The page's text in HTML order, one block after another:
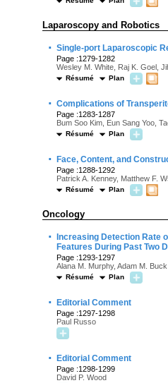
Laparoscopy and Robotics
· Single-port Laparoscopic
Page :1279-1282
Wesley M. White, Raj K. Goel,
Résumé Plan
· Complications of
Page :1283-1287
Bum Soo Kim, Eun Sang Yoo,
Résumé Plan
· Face, Content, and
Page :1288-1292
Patrick A. Kenney, Matthew F.
Résumé Plan
Oncology
·
Increasing Detection Rate
Features During Past Two
Page :1293-1297
Alana M. Murphy, Adam M.
Résumé Plan
· Editorial Comment
Page :1297-1298
Paul Russo
· Editorial Comment
Page :1298-1299
David P. Wood